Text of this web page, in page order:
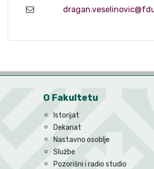
O Fakultetu
Istorijat
Dekanat
Nastavno osoblje
Službe
Pozorišni i radio studio